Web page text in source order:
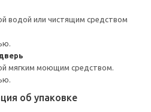
водой или чистящим средством
мягким моющим средством.
об упаковке